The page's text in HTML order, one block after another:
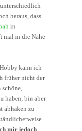
heraus, dass
in
mal in die Nähe
kann ich
früher nicht der
schöne,
haben, bin aber
abhaken zu
mir jedoch